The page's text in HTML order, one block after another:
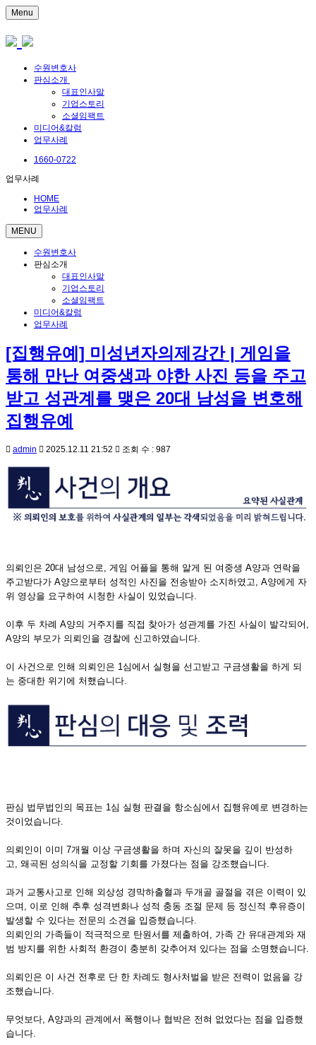
Menu
수원변호사
판심소개
대표인사말
기업스토리
소셜임팩트
미디어&칼럼
업무사례
1660-0722
업무사례
HOME
업무사례
MENU
수원변호사
판심소개
대표인사말
기업스토리
소셜임팩트
미디어&칼럼
업무사례
[집행유예] 미성년자의제강간 | 게임을
통해 만난 여중생과 야한 사진 등을 주고
받고 성관계를 맺은 20대 남성을 변호해
집행유예
admin 2025.12.11 21:52 조회 수 : 987
의뢰인은 20대 남성으로, 게임 어플을 통해 알게 된 여중생 A양과 연락을
주고받다가 A양으로부터 성적인 사진을 전송받아 소지하였고, A양에게 자
위 영상을 요구하여 시청한 사실이 있었습니다.
이후 두 차례 A양의 거주지를 직접 찾아가 성관계를 가진 사실이 발각되어,
A양의 부모가 의뢰인을 경찰에 신고하였습니다.
이 사건으로 인해 의뢰인은 1심에서 실형을 선고받고 구금생활을 하게 되
는 중대한 위기에 처했습니다.
판심 법무법인의 목표는 1심 실형 판결을 항소심에서 집행유예로 변경하는
것이었습니다.
의뢰인이 이미 7개월 이상 구금생활을 하며 자신의 잘못을 깊이 반성하
고, 왜곡된 성의식을 교정할 기회를 가졌다는 점을 강조했습니다.
과거 교통사고로 인해 외상성 경막하출혈과 두개골 골절을 겪은 이력이 있
으며, 이로 인해 추후 성격변화나 성적 충동 조절 문제 등 정신적 후유증이
발생할 수 있다는 전문의 소견을 입증했습니다.
의뢰인의 가족들이 적극적으로 탄원서를 제출하여, 가족 간 유대관계와 재
범 방지를 위한 사회적 환경이 충분히 갖추어져 있다는 점을 소명했습니다.
의뢰인은 이 사건 전후로 단 한 차례도 형사처벌을 받은 전력이 없음을 강
조했습니다.
무엇보다, A양과의 관계에서 폭행이나 협박은 전혀 없었다는 점을 입증했
습니다.